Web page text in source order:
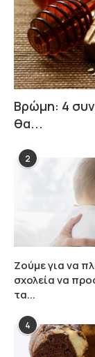
Βρώμη: 4
θα...
2
Ζούμε για να
σχολεία να
τα...
4